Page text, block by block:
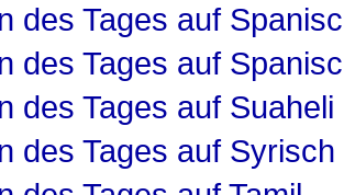
des Tages auf
des Tages auf
des Tages auf Suaheli
des Tages auf Syrisch